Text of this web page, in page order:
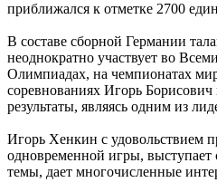
приближался к отметке 2700
В составе сборной Германии
неоднократно участвует во
Олимпиадах, на чемпионатах
соревнованиях Игорь Борисович
результаты, являясь одним из
Игорь Хенкин с удовольствием
одновременной игры,
темы, дает многочисленные